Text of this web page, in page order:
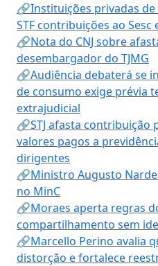
🔗Instituições privadas
STF contribuições ao Sesc
🔗Nota do CNJ sobre
desembargador do TJMG
🔗Audiência debaterá se
de consumo exige prévia
extrajudicial
🔗STJ afasta contribuição
valores pagos a
dirigentes
🔗Ministro Augusto
no MinC
🔗Moraes aperta regras
compartilhamento sem
🔗Marcello Perino avalia
distorção e fortalece